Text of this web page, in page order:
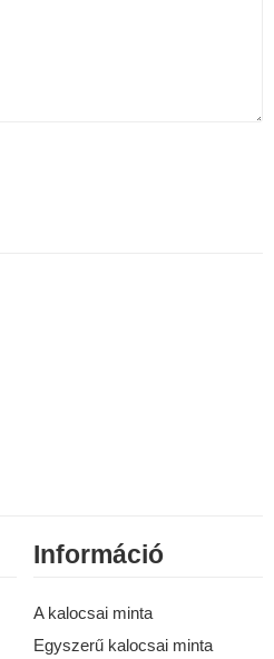
Információ
A kalocsai minta
Egyszerű kalocsai minta